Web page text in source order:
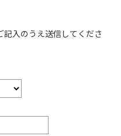
入のうえ送信してくださ